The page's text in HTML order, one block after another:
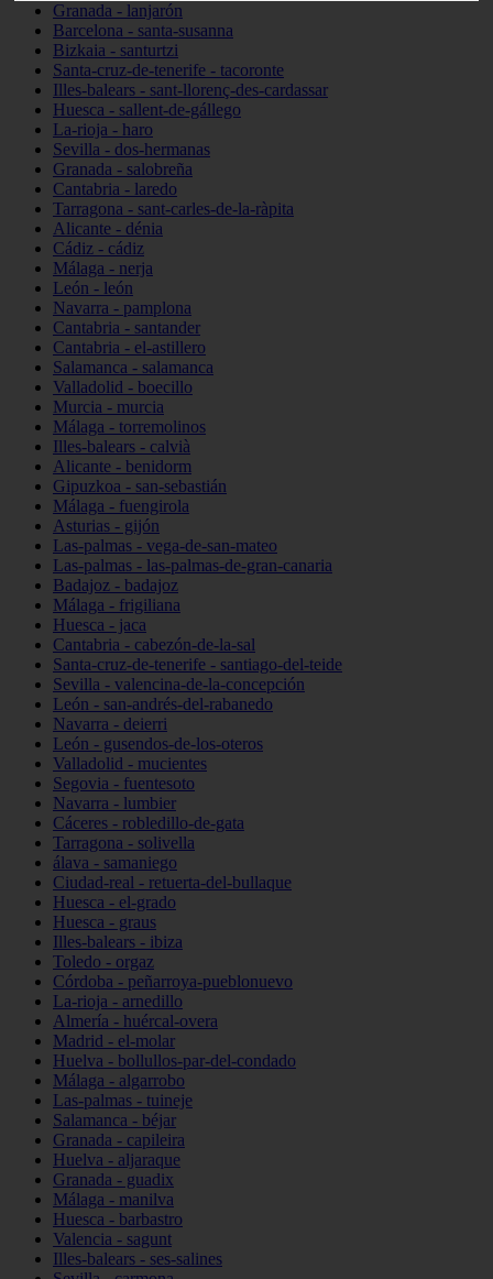
Granada - lanjarón
Barcelona - santa-susanna
Bizkaia - santurtzi
Santa-cruz-de-tenerife - tacoronte
Illes-balears - sant-llorenç-des-cardassar
Huesca - sallent-de-gállego
La-rioja - haro
Sevilla - dos-hermanas
Granada - salobreña
Cantabria - laredo
Tarragona - sant-carles-de-la-ràpita
Alicante - dénia
Cádiz - cádiz
Málaga - nerja
León - león
Navarra - pamplona
Cantabria - santander
Cantabria - el-astillero
Salamanca - salamanca
Valladolid - boecillo
Murcia - murcia
Málaga - torremolinos
Illes-balears - calvià
Alicante - benidorm
Gipuzkoa - san-sebastián
Málaga - fuengirola
Asturias - gijón
Las-palmas - vega-de-san-mateo
Las-palmas - las-palmas-de-gran-canaria
Badajoz - badajoz
Málaga - frigiliana
Huesca - jaca
Cantabria - cabezón-de-la-sal
Santa-cruz-de-tenerife - santiago-del-teide
Sevilla - valencina-de-la-concepción
León - san-andrés-del-rabanedo
Navarra - deierri
León - gusendos-de-los-oteros
Valladolid - mucientes
Segovia - fuentesoto
Navarra - lumbier
Cáceres - robledillo-de-gata
Tarragona - solivella
álava - samaniego
Ciudad-real - retuerta-del-bullaque
Huesca - el-grado
Huesca - graus
Illes-balears - ibiza
Toledo - orgaz
Córdoba - peñarroya-pueblonuevo
La-rioja - arnedillo
Almería - huércal-overa
Madrid - el-molar
Huelva - bollullos-par-del-condado
Málaga - algarrobo
Las-palmas - tuineje
Salamanca - béjar
Granada - capileira
Huelva - aljaraque
Granada - guadix
Málaga - manilva
Huesca - barbastro
Valencia - sagunt
Illes-balears - ses-salines